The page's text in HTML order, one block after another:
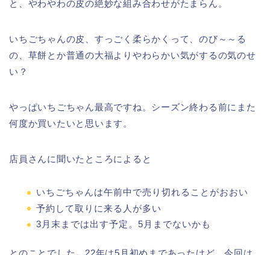
と、やわやわの皮の絶妙な組み合わせがたまらん。
いちごちゃんの皮、すっごく柔らかくって、のび～～る
の、草餅とか普通の大福よりやわらかい気がするの気のせ
い？
やっぱいちごちゃん最高ですね。シーズン終わる前にまた
何度か買いたいと思います。
店員さんに聞いたところによると
いちごちゃんは午前中で売り切れることがおおい
予約して取りに来る人が多い
3月末までは出す予定。5月までないかも
とのことでした。22年は5月初めまであったけど、今回は